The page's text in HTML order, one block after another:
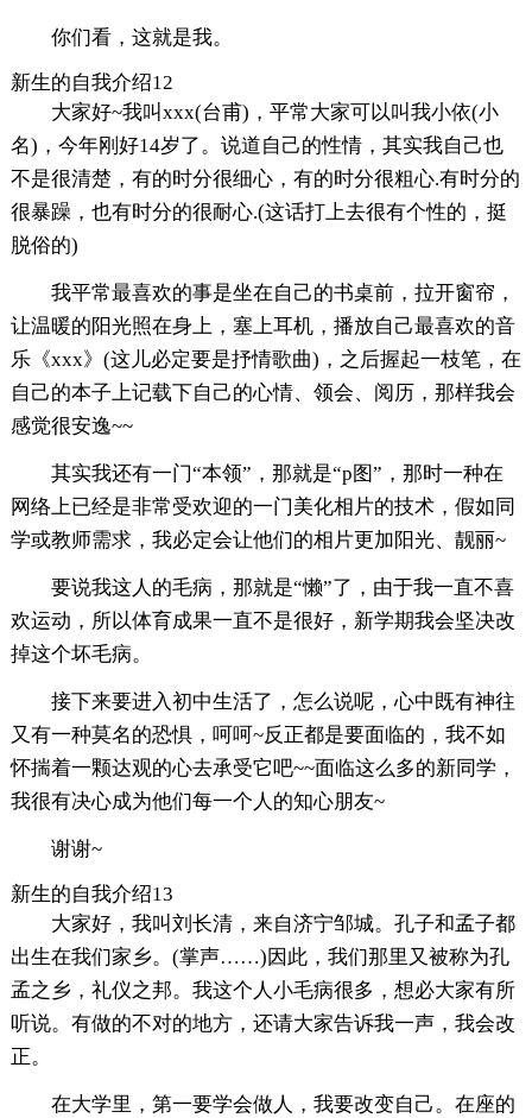
你们看，这就是我。
新生的自我介绍12
大家好~我叫xxx(台甫)，平常大家可以叫我小依(小
名)，今年刚好14岁了。说道自己的性情，其实我自己也
不是很清楚，有的时分很细心，有的时分很粗心.有时分的
很暴躁，也有时分的很耐心.(这话打上去很有个性的，挺
脱俗的)
我平常最喜欢的事是坐在自己的书桌前，拉开窗帘，
让温暖的阳光照在身上，塞上耳机，播放自己最喜欢的音
乐《xxx》(这儿必定要是抒情歌曲)，之后握起一枝笔，在
自己的本子上记载下自己的心情、领会、阅历，那样我会
感觉很安逸~~
其实我还有一门“本领”，那就是“p图”，那时一种在
网络上已经是非常受欢迎的一门美化相片的技术，假如同
学或教师需求，我必定会让他们的相片更加阳光、靓丽~
要说我这人的毛病，那就是“懒”了，由于我一直不喜
欢运动，所以体育成果一直不是很好，新学期我会坚决改
掉这个坏毛病。
接下来要进入初中生活了，怎么说呢，心中既有神往
又有一种莫名的恐惧，呵呵~反正都是要面临的，我不如
怀揣着一颗达观的心去承受它吧~~面临这么多的新同学，
我很有决心成为他们每一个人的知心朋友~
谢谢~
新生的自我介绍13
大家好，我叫刘长清，来自济宁邹城。孔子和孟子都
出生在我们家乡。(掌声……)因此，我们那里又被称为孔
孟之乡，礼仪之邦。我这个人小毛病很多，想必大家有所
听说。有做的不对的地方，还请大家告诉我一声，我会改
正。
在大学里，第一要学会做人，我要改变自己。在座的